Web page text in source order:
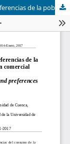
Alimentación fuera del hogar, consumo y preferencias de la población de Cuenca sobre la restauración comercial